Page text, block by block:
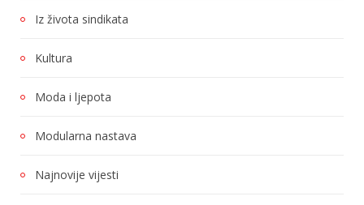
Iz života sindikata
Kultura
Moda i ljepota
Modularna nastava
Najnovije vijesti